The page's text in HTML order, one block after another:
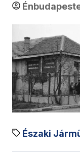
Északi